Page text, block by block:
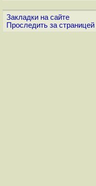
Закладки на сайте
Проследить за страницей